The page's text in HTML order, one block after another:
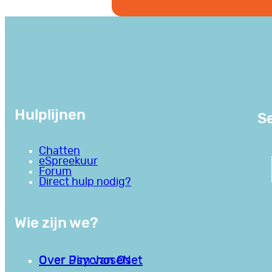
Hulplijnen
Chatten
eSpreekuur
Forum
Direct hulp nodig?
Wie zijn we?
Over PsychoseNet
Over Jim van Os